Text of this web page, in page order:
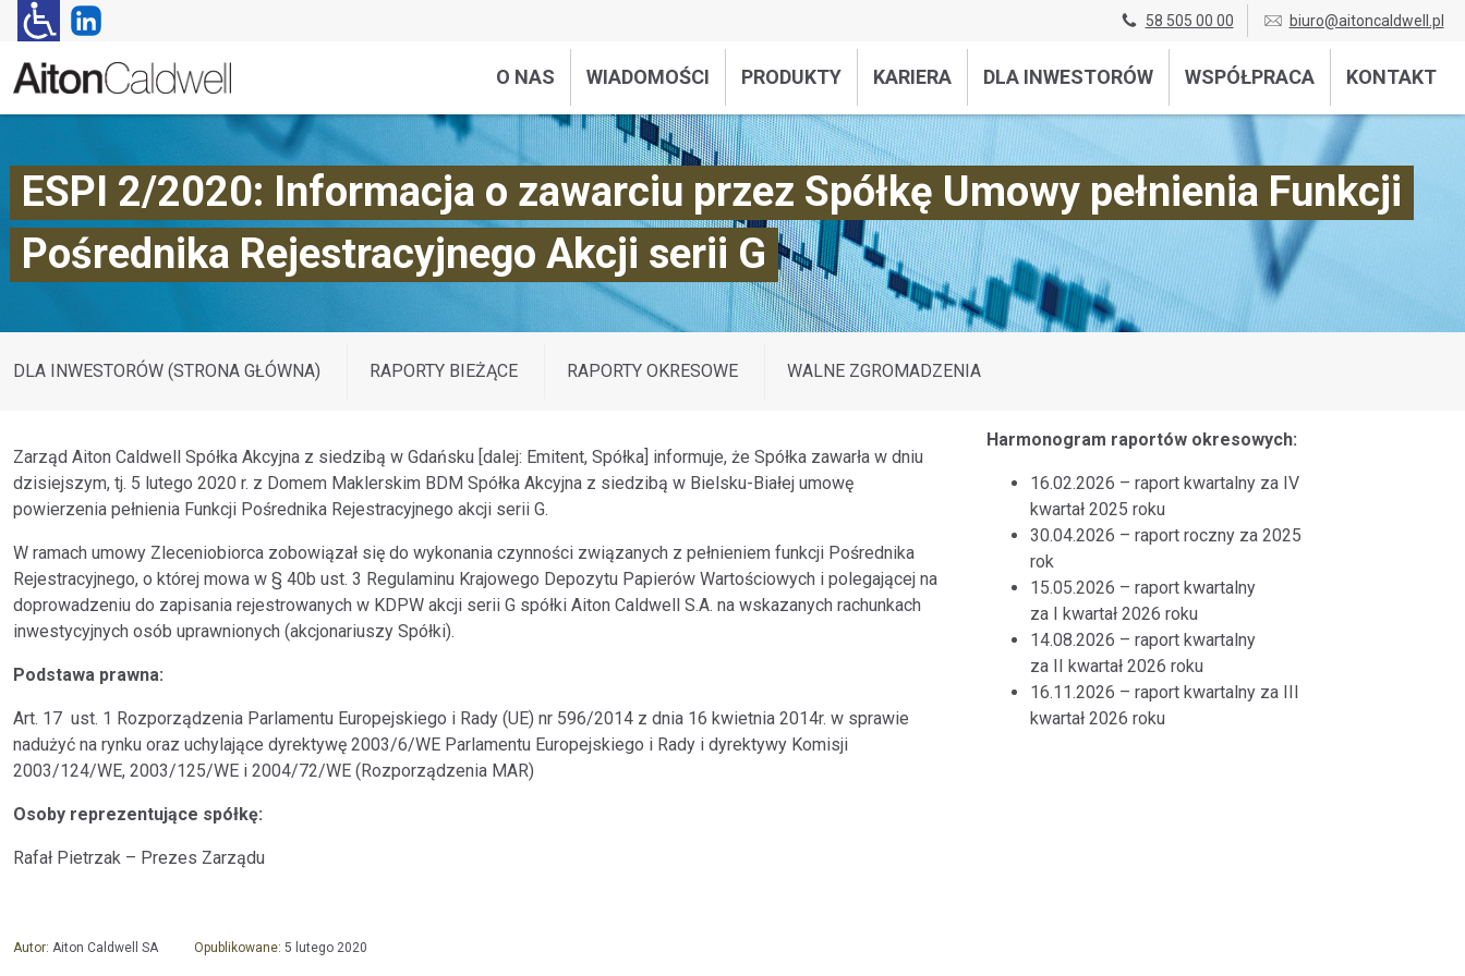
58 505 00 00 biuro@aitoncaldwell.pl
O NAS WIADOMOŚCI PRODUKTY KARIERA DLA INWESTORÓW WSPÓŁPRACA KONTAKT
ESPI 2/2020: Informacja o zawarciu przez Spółkę Umowy pełnienia Funkcji
Pośrednika Rejestracyjnego Akcji serii G
DLA INWESTORÓW (STRONA GŁÓWNA) RAPORTY BIEŻĄCE RAPORTY OKRESOWE WALNE ZGROMADZENIA
Zarząd Aiton Caldwell Spółka Akcyjna z siedzibą w Gdańsku [dalej: Emitent, Spółka] informuje, że Spółka zawarła w dniu
dzisiejszym, tj. 5 lutego 2020 r. z Domem Maklerskim BDM Spółka Akcyjna z siedzibą w Bielsku-Białej umowę
powierzenia pełnienia Funkcji Pośrednika Rejestracyjnego akcji serii G.
W ramach umowy Zleceniobiorca zobowiązał się do wykonania czynności związanych z pełnieniem funkcji Pośrednika
Rejestracyjnego, o której mowa w § 40b ust. 3 Regulaminu Krajowego Depozytu Papierów Wartościowych i polegającej na
doprowadzeniu do zapisania rejestrowanych w KDPW akcji serii G spółki Aiton Caldwell S.A. na wskazanych rachunkach
inwestycyjnych osób uprawnionych (akcjonariuszy Spółki).
Podstawa prawna:
Art. 17 ust. 1 Rozporządzenia Parlamentu Europejskiego i Rady (UE) nr 596/2014 z dnia 16 kwietnia 2014r. w sprawie
nadużyć na rynku oraz uchylające dyrektywę 2003/6/WE Parlamentu Europejskiego i Rady i dyrektywy Komisji
2003/124/WE, 2003/125/WE i 2004/72/WE (Rozporządzenia MAR)
Osoby reprezentujące spółkę:
Rafał Pietrzak – Prezes Zarządu
Harmonogram raportów okresowych:
16.02.2026 – raport kwartalny za IV
kwartał 2025 roku
30.04.2026 – raport roczny za 2025
rok
15.05.2026 – raport kwartalny
za I kwartał 2026 roku
14.08.2026 – raport kwartalny
za II kwartał 2026 roku
16.11.2026 – raport kwartalny za III
kwartał 2026 roku
Autor: Aiton Caldwell SA Opublikowane: 5 lutego 2020